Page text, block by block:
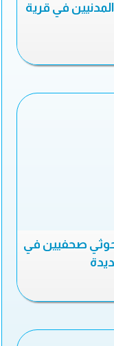
في قرية
صحفيين في